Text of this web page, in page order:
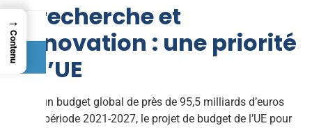
La recherche et
l’innovation : une priorité
de l’UE
Doté d’un budget global de près de 95,5 milliards d’euros
pour la période 2021-2027, le projet de budget de l’UE pour
→
Contenu